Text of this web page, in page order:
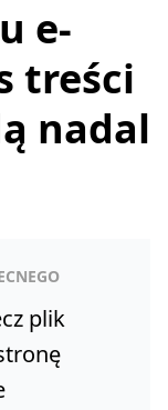
e-
treści
nadal
plik